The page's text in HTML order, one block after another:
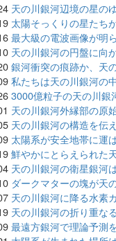
天の川銀河辺境の星の
太陽そっくりの星たち
最大級の電波画像が明
天の川銀河の円盤に向
銀河衝突の痕跡か、天
私たちは天の川銀河の
3000億粒子の天の川銀
天の川銀河外縁部の原
天の川銀河の構造を伝
太陽系が安全地帯に運
鮮やかにとらえられた
天の川銀河の衛星銀河
ダークマターの塊が天
天の川銀河に降る水素
天の川銀河の折り重な
最遠方銀河で理論予測